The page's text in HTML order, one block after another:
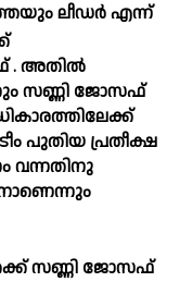
ലീഡര്‍ എന്ന്
. അതില്‍
സണ്ണി ജോസഫ്
പുതിയ പ്രതീക്ഷ
വന്നതിനു
സണ്ണി ജോസഫ്